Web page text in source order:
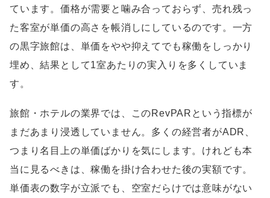
ています。価格が需要と噛み合っておらず、売れ残っ
た客室が単価の高さを帳消しにしているのです。一方
の黒字旅館は、単価をやや抑えてでも稼働をしっかり
埋め、結果として1室あたりの実入りを多くしていま
す。
旅館・ホテルの業界では、このRevPARという指標が
まだあまり浸透していません。多くの経営者がADR、
つまり名目上の単価ばかりを気にします。けれども本
当に見るべきは、稼働を掛け合わせた後の実額です。
単価表の数字が立派でも、空室だらけでは意味がない